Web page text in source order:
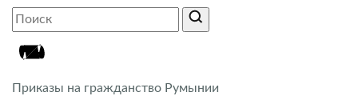
Приказы на гражданство Румынии